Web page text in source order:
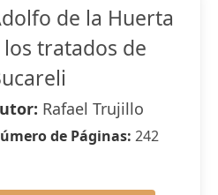
de la Huerta
los tratados de
Rafael Trujillo
de Páginas: 242